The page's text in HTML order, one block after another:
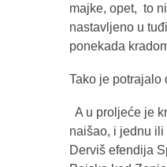
majke, opet, to
nastavljeno u
ponekada
Tako je potrajalo
A u proljeće je
naišao, i jednu
Derviš efendija